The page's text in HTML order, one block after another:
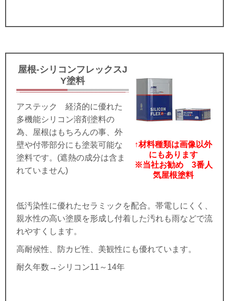
↑材料種類は画像以外
にもあります
※当社お勧め 3番人
気屋根塗料
屋根-シリコンフレックスJ
Y塗料
アステック 経済的に優れた
多機能シリコン溶剤塗料の
為、屋根はもちろんの事、外
壁や付帯部分にも塗装可能な
塗料です。(遮熱の成分は含ま
れていません)
低汚染性に優れたセラミックを配合。帯電しにくく、
親水性の高い塗膜を形成し付着した汚れも雨などで流
れやすくします。
高耐候性、防カビ性、美観性にも優れています。
耐久年数→シリコン11～14年